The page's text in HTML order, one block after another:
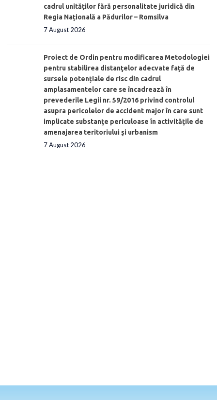
cadrul unităților fără personalitate juridică din
Regia Națională a Pădurilor – Romsilva
7 August 2026
Proiect de Ordin pentru modificarea Metodologiei
pentru stabilirea distanţelor adecvate față de
sursele potențiale de risc din cadrul
amplasamentelor care se încadrează în
prevederile Legii nr. 59/2016 privind controlul
asupra pericolelor de accident major în care sunt
implicate substanţe periculoase în activităţile de
amenajarea teritoriului şi urbanism
7 August 2026